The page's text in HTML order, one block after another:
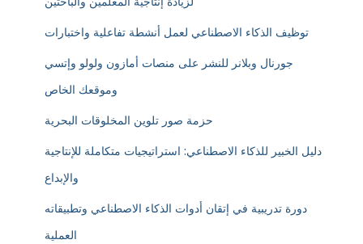
توظيف الذكاء الاصطناعي لعمل أنشطة تفاعلية واختبارات
جورنال وبلانر للنشر على منصات أمازون ولولو وإتسي
وموقعك الخاص
حزمة صور تلوين المخلوقات البحرية
دليل الخبير للذكاء الاصطناعي: استراتيجيات متكاملة للإنتاجية
والإبداع
دورة تدريبية في إتقان أدوات الذكاء الاصطناعي وتطبيقاته
العملية